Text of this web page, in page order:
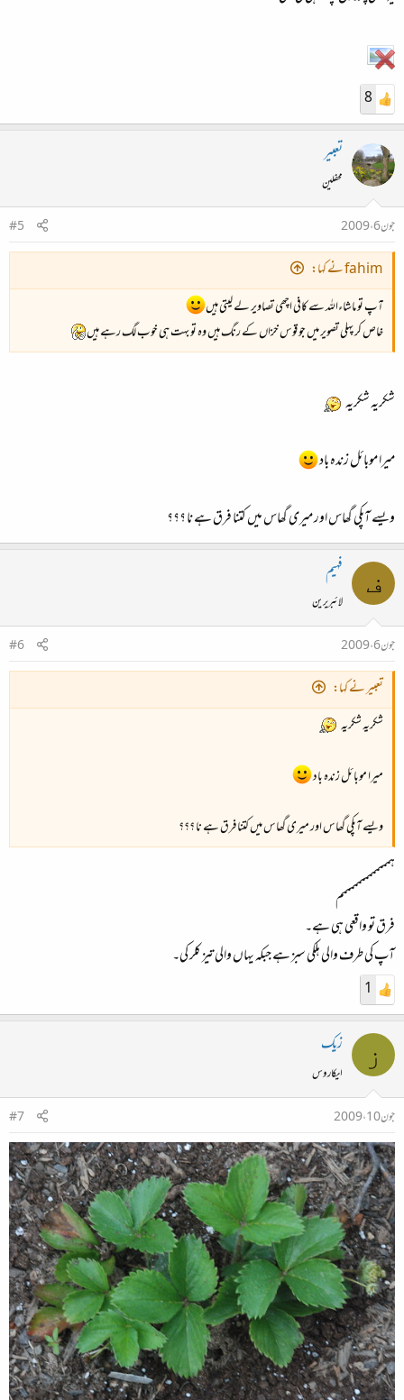
8
تعبیر
محفلین
جون 6، 2009
#5
fahim نے کہا:
آپ تو ماشاءاللہ سے کافی اچھی تصاویر لے لیتی ہیں
ٌخاص کر پہلی تصویر میں جو قوس خزاں کے رنگ ہیں‌ وہ تو بہت ہی خوب لگ رہے ہیں
شکریہ شکریہ
میرا موبائل زندہ باد
ویسے آپکی گھاس اور میری گھاس میں کتنا فرق ہے نا ؟؟؟
ف فہیم
لائبریرین
جون 6، 2009
#6
تعبیر نے کہا:
شکریہ شکریہ
میرا موبائل زندہ باد
ویسے آپکی گھاس اور میری گھاس میں کتنا فرق ہے نا ؟؟؟
ہمممممممممممممم
فرق تو واقعی ہی ہے۔
آپ کی طرف والی ہلکی سبز ہے جبکہ یہاں والی تیز کلر کی۔
1
ز زیک
ایکاروس
جون 10، 2009
#7